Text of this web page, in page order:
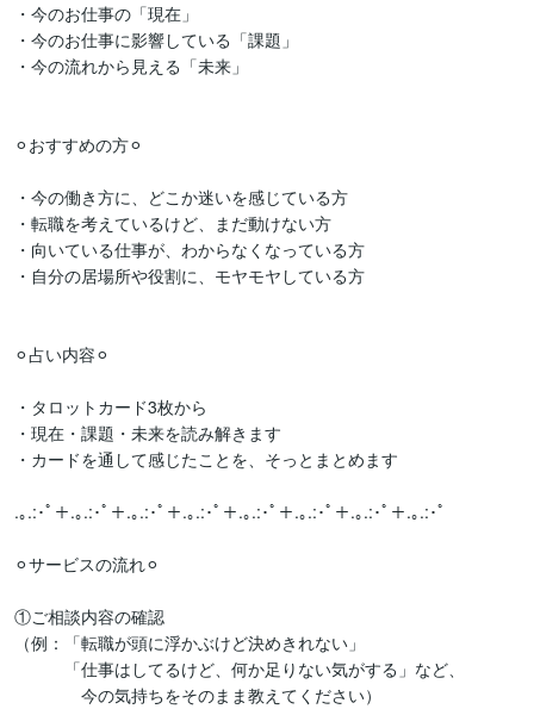
・今のお仕事の「現在」
・今のお仕事に影響している「課題」
・今の流れから見える「未来」
⚪︎おすすめの方⚪︎
・今の働き方に、どこか迷いを感じている方
・転職を考えているけど、まだ動けない方
・向いている仕事が、わからなくなっている方
・自分の居場所や役割に、モヤモヤしている方
⚪︎占い内容⚪︎
・タロットカード3枚から
・現在・課題・未来を読み解きます
・カードを通して感じたことを、そっとまとめます
.｡.:･ﾟ＋.｡.:･ﾟ＋.｡.:･ﾟ＋.｡.:･ﾟ＋.｡.:･ﾟ＋.｡.:･ﾟ＋.｡.:･ﾟ＋.｡.:･ﾟ
⚪︎サービスの流れ⚪︎
①ご相談内容の確認
（例：「転職が頭に浮かぶけど決めきれない」
「仕事はしてるけど、何か足りない気がする」など、
今の気持ちをそのまま教えてください）